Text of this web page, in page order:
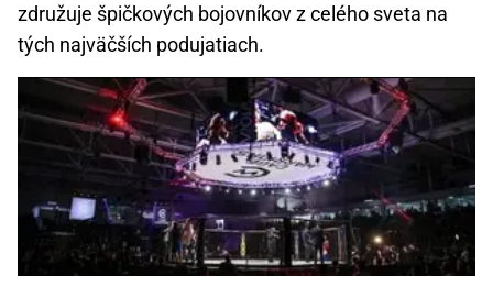
združuje špičkových bojovníkov z celého sveta na
tých najväčších podujatiach.